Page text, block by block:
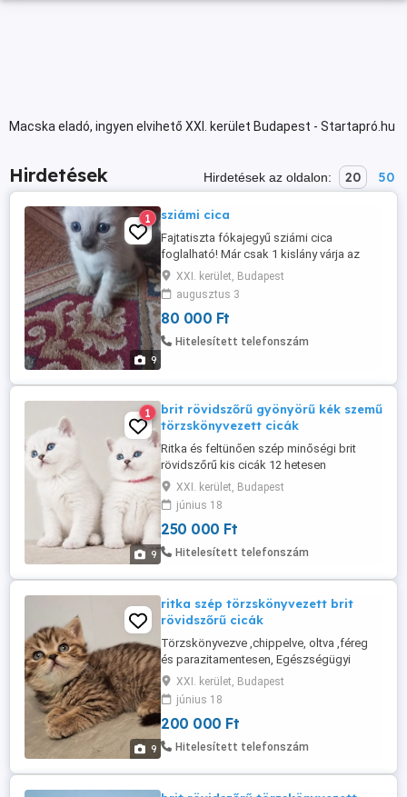
Macska eladó, ingyen elvihető XXI. kerület Budapest - Startapró.hu
Hirdetések Hirdetések az oldalon: 20 50
9
1 sziámi cica
Fajtatiszta fókajegyű sziámi cica
foglalható! Már csak 1 kislány várja az
álomgazdit! Június 25-én születtek.
Szeptember 3-tól költözhetnek!
Parazitamentes, lakásban tartott
szülőktől. A fotókon az anyuka és az
apuka! A cicák Budapesten (Csepelen)
XXI. kerület, Budapest
augusztus 3
80 000 Ft
Hitelesített telefonszám
9
1
brit rövidszőrű gyönyörű kék szemű
törzskönyvezett cicák
Ritka és feltünően szép minőségi brit
rövidszőrű kis cicák 12 hetesen
költözhetnek az új otthonukba. Világos
szörzetű (BRI c 33) , kék szeműek. A
szülők genetikai (pd-PRA, ALPS,PKD)és
fertőző (FIV ,FeLV) betegségekre
tesztelve vannak Eladók chippelve, oltva
Törzskönyvezve ...
XXI. kerület, Budapest
június 18
250 000 Ft
Hitelesített telefonszám
9
ritka szép törzskönyvezett brit
rövidszőrű cicák
Törzskönyvezve ,chippelve, oltva ,féreg
és parazitamentesen, Egészségügyi
Könyvel, szerződéssel eladók a képeken
látható gyönyörű brit cicák. Ajándékokkal
amik a kezdetben szükségesek.
Telefonon lehet érdeklődni: 06706771991
Facebook Luxury Cats
XXI. kerület, Budapest
június 18
200 000 Ft
Hitelesített telefonszám